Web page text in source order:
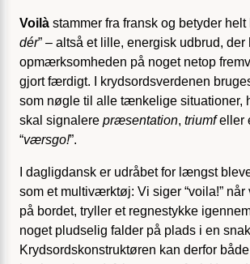
Voilà stammer fra fransk og betyder helt
dér” – altså et lille, energisk udbrud, der
opmærksomheden på noget netop
gjort færdigt. I krydsordsverdenen
som nøgle til alle tænkelige situationer,
skal signalere præsentation, triumfeller
“værsgo!”.
I dagligdansk er udråbet for længst
som et multiværktøj: Vi siger “voila!”
på bordet, tryller et regnestykke
noget pludselig falder på plads i en
Krydsordskonstruktøren kan derfor